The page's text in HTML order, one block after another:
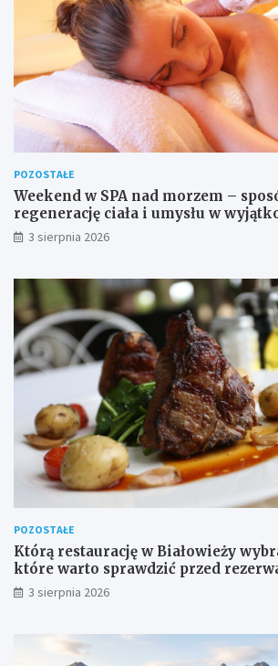
POZOSTAŁE
Weekend w SPA nad morzem –
regenerację ciała i umysłu w
3 sierpnia 2026
POZOSTAŁE
Którą restaurację w Białowieży
które warto sprawdzić przed
3 sierpnia 2026